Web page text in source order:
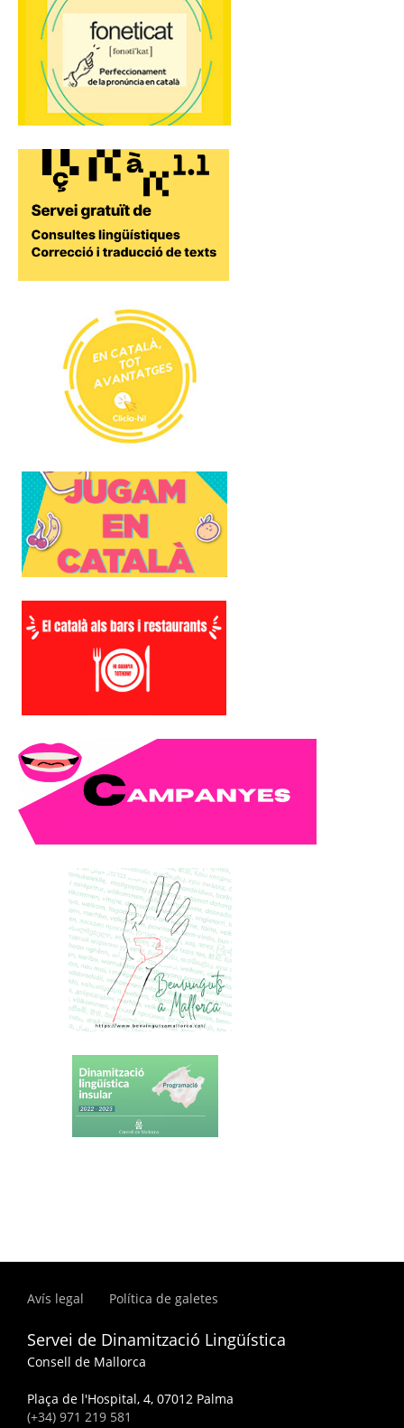
Avís legal Política de galetes
Servei de Dinamització Lingüística
Consell de Mallorca
Plaça de l'Hospital, 4, 07012 Palma
(+34) 971 219 581